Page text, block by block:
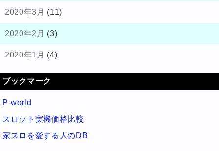
2020年3月 (11)
2020年2月 (3)
2020年1月 (4)
ブックマーク
P-world
スロット実機価格比較
家スロを愛する人のDB